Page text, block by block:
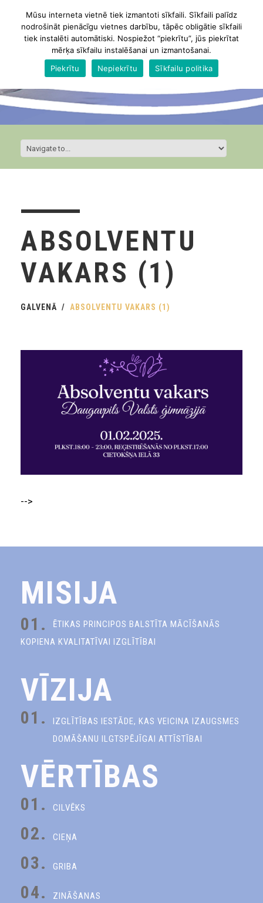
ABSOLVENTU
VAKARS (1)
GALVENĀ ABSOLVENTU VAKARS (1)
-->
MISIJA
01.
ĒTIKAS PRINCIPOS BALSTĪTA MĀCĪŠANĀS
KOPIENA KVALITATĪVAI IZGLĪTĪBAI
VĪZIJA
01.
IZGLĪTĪBAS IESTĀDE, KAS VEICINA IZAUGSMES
DOMĀŠANU ILGTSPĒJĪGAI ATTĪSTĪBAI
VĒRTĪBAS
01. CILVĒKS
02. CIEŅA
03. GRIBA
04. ZINĀŠANAS
Mūsu interneta vietnē tiek izmantoti sīkfaili. Sīkfaili palīdz
nodrošināt pienācīgu vietnes darbību, tāpēc obligātie sīkfaili
tiek instalēti automātiski. Nospiežot “piekrītu”, jūs piekrītat
mērķa sīkfailu instalēšanai un izmantošanai.
Piekrītu
Nepiekrītu Sīkfailu politika